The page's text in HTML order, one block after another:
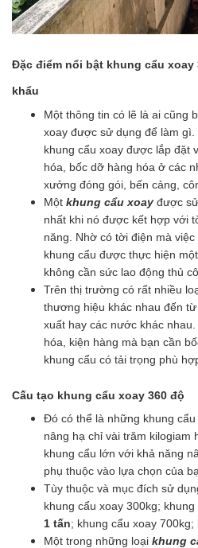
Đặc điểm nổi bật khung cẩu xoay
khẩu
Một thông tin có lẽ là ai cũng
xoay được sử dụng để làm
khung cẩu xoay được lắp đặt
hóa, bốc dỡ hàng hóa ở các
xưởng đóng gói, bến cảng,
Một khung cẩu xoay được
nhất khi nó được kết hợp với
năng. Nhờ có tời điện mà
khung cẩu được thực hiện
không cần sức lao động thủ
Trên thị trường có rất nhiều
thương hiệu khác nhau đến
xuất hay các nước khác
hóa, kiện hàng mà bạn cần
khung cẩu có tải trọng phù
Cấu tạo khung cẩu xoay 360 độ
Đó có thể là những khung
nâng hạ chỉ vài trăm kilogiam
khung cẩu lớn với khả năng
phụ thuộc vào lựa chọn của
Tùy thuộc và mục đích sử
khung cẩu xoay 300kg; khung
1 tấn; khung cẩu xoay
Một trong những loại khung